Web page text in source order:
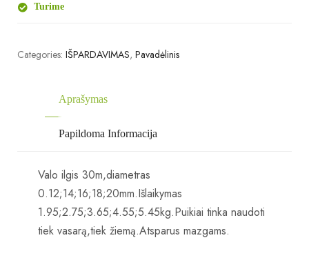
Turime
Categories: IŠPARDAVIMAS, Pavadėlinis
Aprašymas
Papildoma Informacija
Valo ilgis 30m,diametras
0.12;14;16;18;20mm.Išlaikymas
1.95;2.75;3.65;4.55;5.45kg.Puikiai tinka naudoti
tiek vasarą,tiek žiemą.Atsparus mazgams.